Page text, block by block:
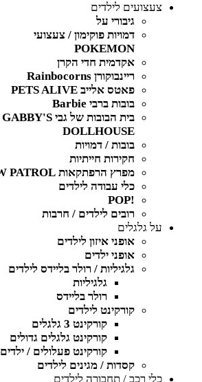
צעצועים לילדים
גיבורי על
דמויות פוקימון / צעצועי
POKEMON
אקדמית חדי הקרן
ריינבוקורן Rainbocorns
פאטס אלייב PETS ALIVE
בובות ברבי Barbie
בית הבובות של גבי GABBY'S
DOLLHOUSE
בובות / דמויות
חקירות חייתיות
מפרץ הרפתקאות PAW PATROL
כלי עבודה לילדים
!POP
רובים לילדים / חרבות
על גלגלים
אופני איזון לילדים
אופני ילדים
גלגיליות / רולר בליידס לילדים
גלגיליות
רולר בליידס
קורקינט לילדים
קורקינט 3 גלגלים
קורקינט גלגלים גדולים
קורקינט פעלולים / ילדים
קסדות / מגינים לילדים
כלי רכב / תחבורה לילדים